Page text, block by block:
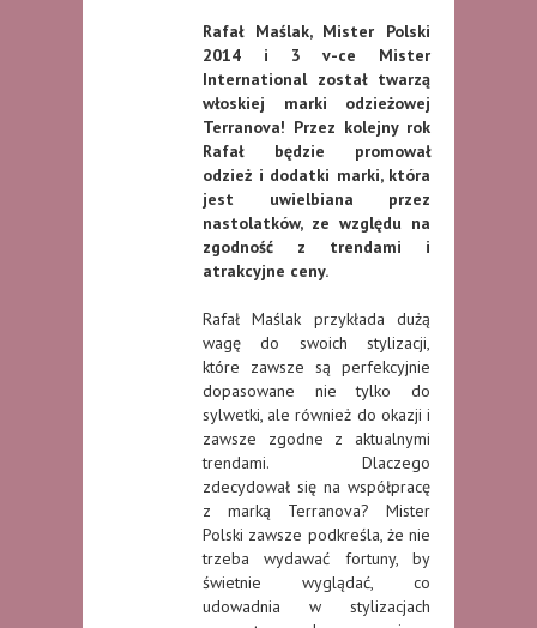
Rafał Maślak, Mister Polski
2014 i 3 v-ce Mister
International został twarzą
włoskiej marki odzieżowej
Terranova! Przez kolejny rok
Rafał będzie promował
odzież i dodatki marki, która
jest uwielbiana przez
nastolatków, ze względu na
zgodność z trendami i
atrakcyjne ceny.
Rafał Maślak przykłada dużą
wagę do swoich stylizacji,
które zawsze są perfekcyjnie
dopasowane nie tylko do
sylwetki, ale również do okazji i
zawsze zgodne z aktualnymi
trendami. Dlaczego
zdecydował się na współpracę
z marką Terranova? Mister
Polski zawsze podkreśla, że nie
trzeba wydawać fortuny, by
świetnie wyglądać, co
udowadnia w stylizacjach